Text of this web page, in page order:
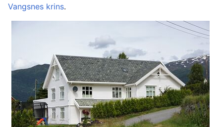
Vangsnes krins.